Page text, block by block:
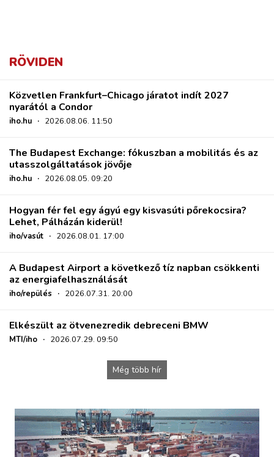
RÖVIDEN
Közvetlen Frankfurt–Chicago járatot indít 2027
nyarától a Condor
iho.hu · 2026.08.06. 11:50
The Budapest Exchange: fókuszban a mobilitás és az
utasszolgáltatások jövője
iho.hu · 2026.08.05. 09:20
Hogyan fér fel egy ágyú egy kisvasúti pőrekocsira?
Lehet, Pálházán kiderül!
iho/vasút · 2026.08.01. 17:00
A Budapest Airport a következő tíz napban csökkenti
az energiafelhasználását
iho/repülés · 2026.07.31. 20:00
Elkészült az ötvenezredik debreceni BMW
MTI/iho · 2026.07.29. 09:50
Még több hír